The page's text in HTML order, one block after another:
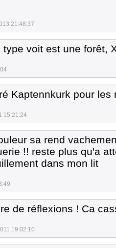
21:48:37
type voit est une forêt,
Kaptennkurk pour les
15:21:24
sa rend
!! reste plus qu'a
dans mon lit
de réflexions ! Ca
19:02:10